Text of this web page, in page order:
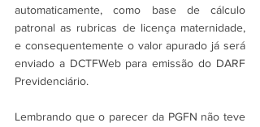
automaticamente, como base de cálculo
patronal as rubricas de licença maternidade,
e consequentemente o valor apurado já será
enviado a DCTFWeb para emissão do DARF
Previdenciário.
Lembrando que o parecer da PGFN não teve